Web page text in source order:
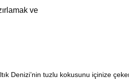
ve
Denizi’nin tuzlu kokusunu içinize